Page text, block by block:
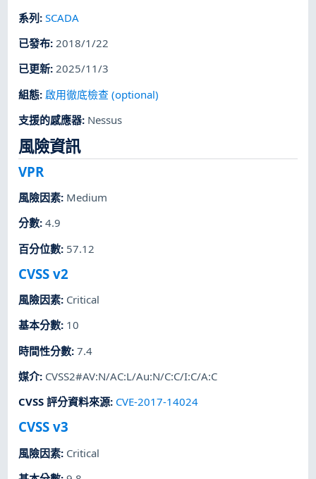
系列:SCADA
已發布:2018/1/22
已更新:2025/11/3
組態: 啟用徹底檢查 (optional)
支援的感應器: Nessus
風險資訊
VPR
風險因素: Medium
分數:4.9
百分位數: 57.12
CVSS v2
風險因素: Critical
基本分數: 10
時間性分數:7.4
媒介: CVSS2#AV:N/AC:L/Au:N/C:C/I:C/A:C
CVSS 評分資料來源: CVE-2017-14024
CVSS v3
風險因素: Critical